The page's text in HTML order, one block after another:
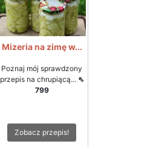
Mizeria na zimę w...
Poznaj mój sprawdzony
przepis na chrupiącą... ⇖
799
Zobacz przepis!